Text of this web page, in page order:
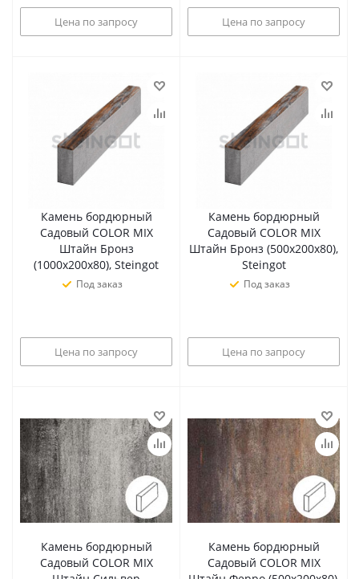
Цена по запросу Цена по запросу
Камень бордюрный
Садовый COLOR MIX
Штайн Бронз
(1000х200х80), Steingot
Под заказ
Цена по запросу
Камень бордюрный
Садовый COLOR MIX
Штайн Бронз (500х200х80),
Steingot
Под заказ
Цена по запросу
Камень бордюрный
Садовый COLOR MIX
Камень бордюрный
Садовый COLOR MIX